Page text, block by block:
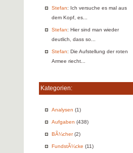
Stefan: Ich versuche es mal aus
dem Kopf, es...
Stefan: Hier sind man wieder
deutlich, dass so...
Stefan: Die Aufstellung der roten
Armee riecht...
Kategorien:
Analysen (1)
Aufgaben (438)
BÃ¼cher(2)
FundstÃ¼cke (11)